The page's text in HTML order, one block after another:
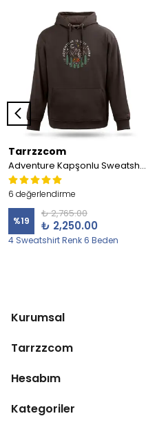
Tarrzzcom
Adventure Kapşonlu Sweatshirt
6 değerlendirme
%19
₺ 2,765.00
₺ 2,250.00
4 Sweatshirt Renk 6 Beden
Kurumsal
Tarrzzcom
Hesabım
Kategoriler